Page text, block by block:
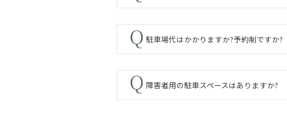
駐車場代はかかりますか?予約制ですか?
障害者用の駐車スペースはありますか?